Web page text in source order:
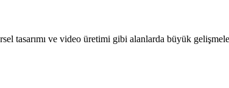
tasarımı ve video üretimi gibi alanlarda büyük